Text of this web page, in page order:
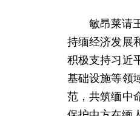
敏昂莱请
持缅经济发展
积极支持习近
基础设施等领
范，共筑缅中